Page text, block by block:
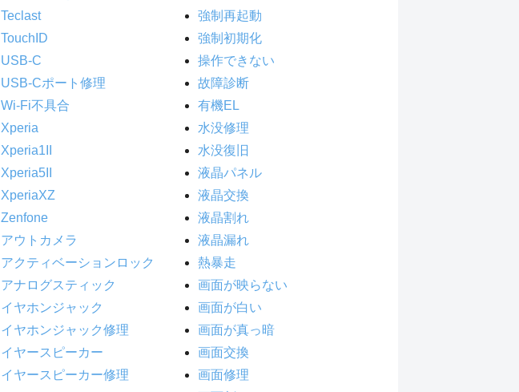
Teclast
TouchID
USB-C
USB-Cポート修理
Wi-Fi不具合
Xperia
Xperia1II
Xperia5II
XperiaXZ
Zenfone
アウトカメラ
アクティベーションロック
アナログスティック
イヤホンジャック
イヤホンジャック修理
イヤースピーカー
イヤースピーカー修理
強制再起動
強制初期化
操作できない
故障診断
有機EL
水没修理
水没復旧
液晶パネル
液晶交換
液晶割れ
液晶漏れ
熱暴走
画面が映らない
画面が白い
画面が真っ暗
画面交換
画面修理